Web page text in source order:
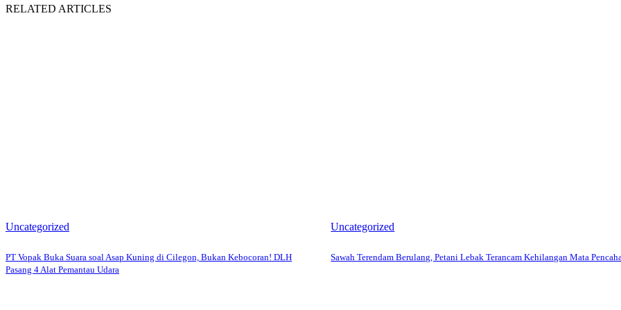
RELATED ARTICLES
Uncategorized
PT Vopak Buka Suara soal Asap Kuning di Cilegon, Bukan Kebocoran! DLH
Pasang 4 Alat Pemantau Udara
Uncategorized
Sawah Terendam Berulang, Petani Lebak Terancam Kehilangan Mata